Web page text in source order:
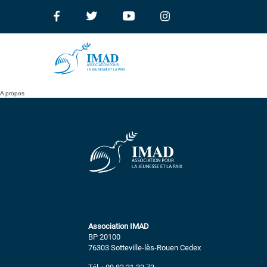
A propos
Association IMAD
BP 20100
76303 Sotteville-lès-Rouen Cedex